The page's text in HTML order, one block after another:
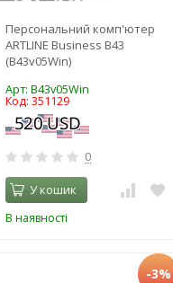
Персональний комп'ютер
ARTLINE Business B43
(B43v05Win)
Арт: B43v05Win
Код: 351129
0
У кошик
В наявності
-3%